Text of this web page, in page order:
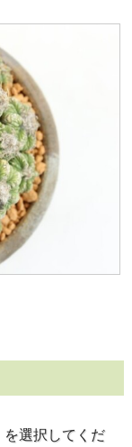
を選択してくだ